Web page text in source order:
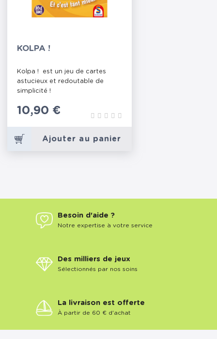
KOLPA !
Kolpa ! est un jeu de cartes
astucieux et redoutable de
simplicité !
Prix
10,90 €
Ajouter au panier
Besoin d'aide ?
Notre expertise à votre service
Des milliers de jeux
Sélectionnés par nos soins
La livraison est offerte
À partir de 60 € d'achat